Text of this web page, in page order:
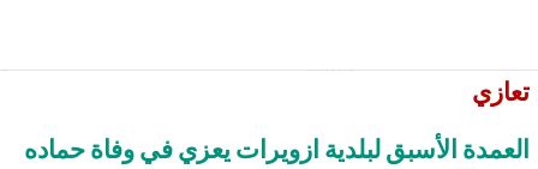
تعازي
العمدة الأسبق لبلدية ازويرات يعزي في وفاة حماده